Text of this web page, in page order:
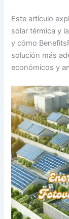
Este artículo
solar térmica y
y cómo
solución más
económicos y